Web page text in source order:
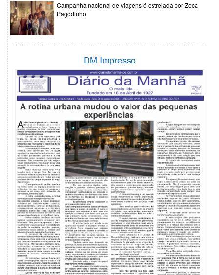
Campanha nacional de viagens é estrelada por Zeca
Pagodinho
DM Impresso